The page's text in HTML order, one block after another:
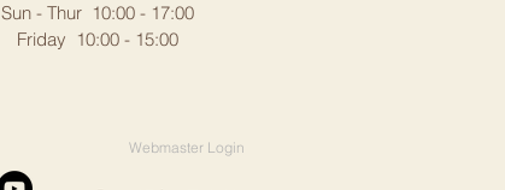
Sun - Thur 10:00 - 17:00
Friday 10:00 - 15:00
Webmaster Login